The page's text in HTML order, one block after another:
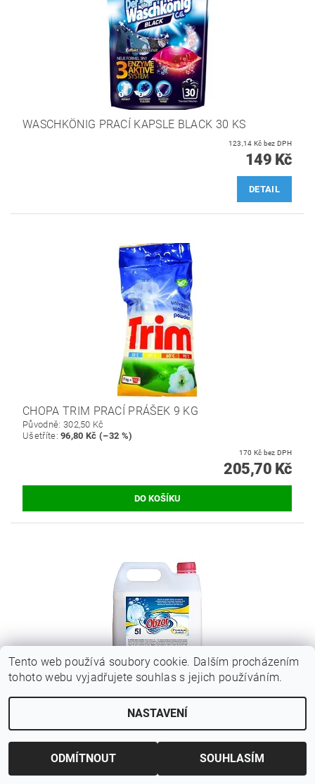
WASCHKÖNIG PRACÍ KAPSLE BLACK 30 KS
123,14 Kč bez DPH
149 Kč
DETAIL
CHOPA TRIM PRACÍ PRÁŠEK 9 KG
Původně: 302,50 Kč
Ušetříte:96,80 Kč (–32 %)
170 Kč bez DPH
205,70 Kč
296,45 Kč
Tento web používá soubory cookie. Dalším procházením
tohoto webu vyjadřujete souhlas s jejich používáním.
NASTAVENÍ
ODMÍTNOUT SOUHLASÍM